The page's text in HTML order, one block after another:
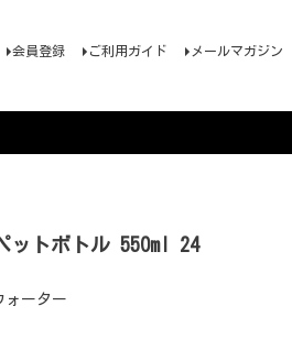
会員登録 ご利用ガイド メールマガジン
ットボトル 550ml 24
ォーター